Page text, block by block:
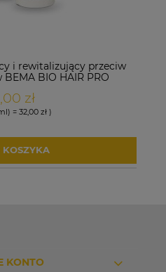
i rewitalizujący przeciw
BIO HAIR PRO
zł
= 32,00 zł )
KOSZYKA
KONTO